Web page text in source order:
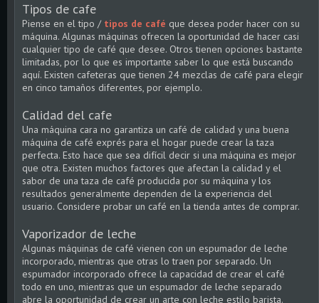
Tipos de cafe
Piense en el tipo / tipos de café que desea poder hacer con su
máquina. Algunas máquinas ofrecen la oportunidad de hacer casi
cualquier tipo de café que desee. Otros tienen opciones bastante
limitadas, por lo que es importante saber lo que está buscando
aquí. Existen cafeteras que tienen 24 mezclas de café para elegir
en cinco tamaños diferentes, por ejemplo.
Calidad del cafe
Una máquina cara no garantiza un café de calidad y una buena
máquina de café exprés para el hogar puede crear la taza
perfecta. Esto hace que sea difícil decir si una máquina es mejor
que otra. Existen muchos factores que afectan la calidad y el
sabor de una taza de café producida por su máquina y los
resultados generalmente dependen de la experiencia del
usuario. Considere probar un café en la tienda antes de comprar.
Vaporizador de leche
Algunas máquinas de café vienen con un espumador de leche
incorporado, mientras que otras lo traen por separado. Un
espumador incorporado ofrece la capacidad de crear el café
todo en uno, mientras que un espumador de leche separado
abre la oportunidad de crear un arte con leche estilo barista.